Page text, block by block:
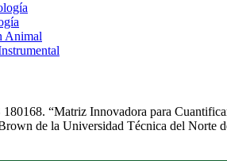
Animal
“Matriz Innovadora para
de la Universidad Técnica del Norte